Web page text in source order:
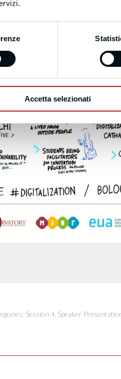
Accetta selezionati
Session 4, Speaker